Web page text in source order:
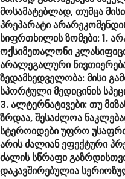
მოსამატებლად, თუმცა
პრეპარატი
სიფრთხილის ზომები: 1.
ოქსიმეთალონი
არალეგალური
ზედამხედველობა: მისი
სპორტული მედიცინის
3. ალტერნატივები: თუ
ზრდაა, შესაძლოა
სტეროიდები უფრო
არის ძალიან ეფექტური
ძალის სწრაფი
დაკავშირებულია